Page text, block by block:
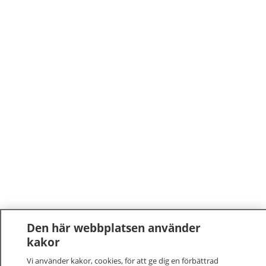
Den här webbplatsen använder
kakor
Vi använder kakor, cookies, för att ge dig en förbättrad